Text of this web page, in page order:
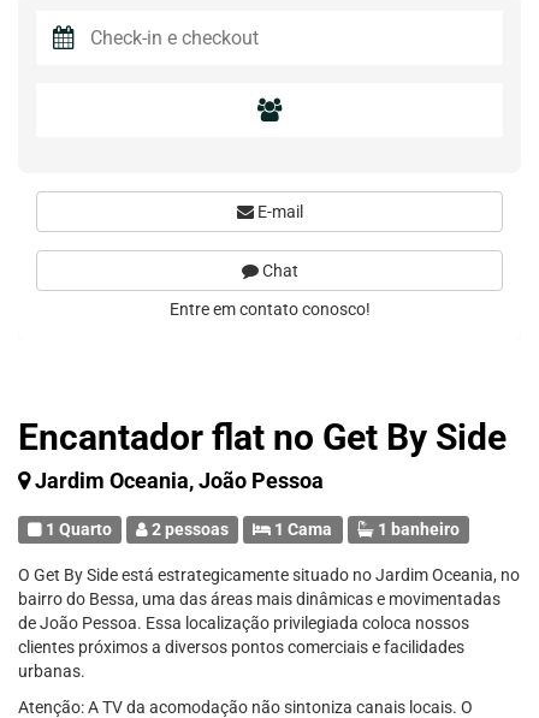
Encantador flat no Get By Side
Jardim Oceania, João Pessoa
1 Quarto 2 pessoas 1 Cama 1 banheiro
O Get By Side está estrategicamente situado no Jardim Oceania, no
bairro do Bessa, uma das áreas mais dinâmicas e movimentadas
de João Pessoa. Essa localização privilegiada coloca nossos
clientes próximos a diversos pontos comerciais e facilidades
urbanas.
Atenção: A TV da acomodação não sintoniza canais locais. O
E-mail
Chat
Entre em contato conosco!